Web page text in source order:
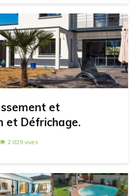
et
et Défrichage.
2 029 vues